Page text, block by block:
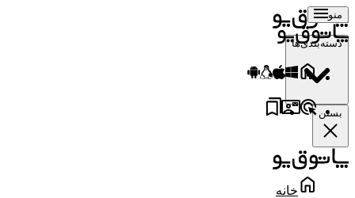
منو
دسته‌بندی‌ها
بستن
خانه